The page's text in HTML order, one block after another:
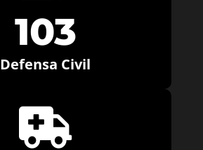
103
Defensa Civil
